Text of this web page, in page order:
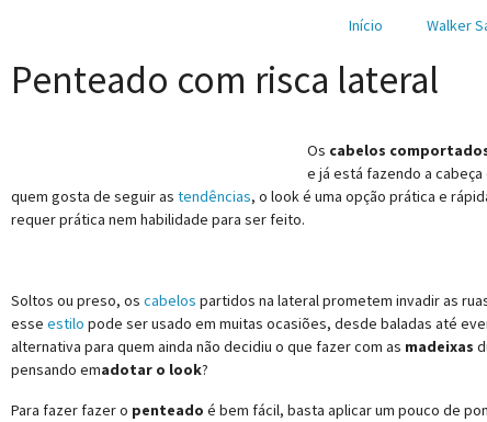
Início Walker
Penteado com risca lateral
Os cabelos
e já está fazendo a
quem gosta de seguir as tendências, o look é uma opção prática e
requer prática nem habilidade para ser feito.
Soltos ou preso, os cabelos partidos na lateral prometem invadir as
esse estilo pode ser usado em muitas ocasiões, desde baladas até
alternativa para quem ainda não decidiu o que fazer com as madeixas
pensando emadotar o look?
Para fazer fazer o penteado é bem fácil, basta aplicar um pouco de